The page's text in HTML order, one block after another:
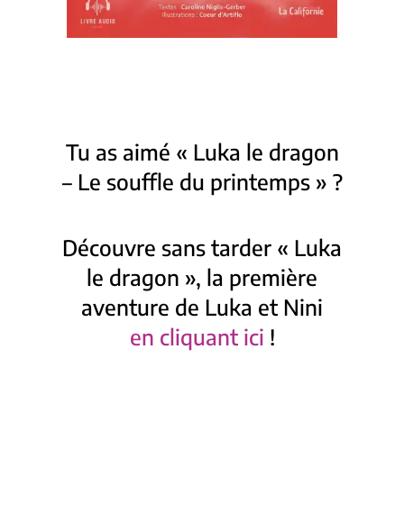
Tu as aimé « Luka le dragon
– Le souffle du printemps » ?
Découvre sans tarder « Luka
le dragon », la première
aventure de Luka et Nini
en cliquant ici !